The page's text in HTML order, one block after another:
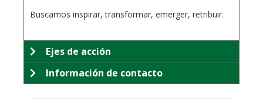
Buscamos inspirar, transformar, emerger, retribuir.
Ejes de acción
Información de contacto